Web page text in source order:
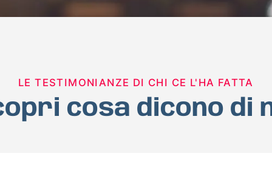
LE TESTIMONIANZE DI CHI CE L'HA FATTA
cosa dicono di